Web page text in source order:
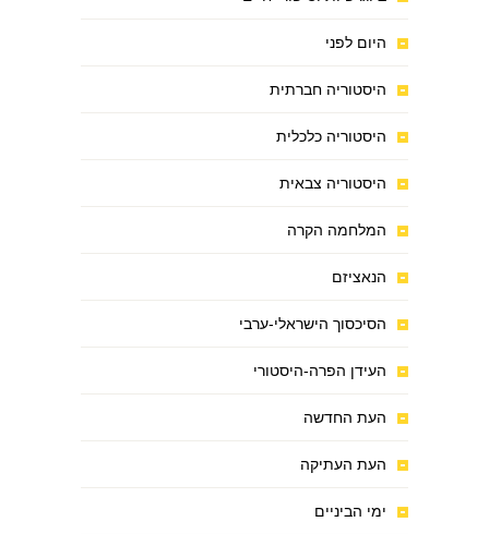
היום לפני
היסטוריה חברתית
היסטוריה כלכלית
היסטוריה צבאית
המלחמה הקרה
הנאציזם
הסיכסוך הישראלי-ערבי
העידן הפרה-היסטורי
העת החדשה
העת העתיקה
ימי הביניים